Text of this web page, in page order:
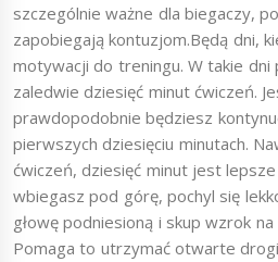
szczególnie ważne dla biegaczy,
zapobiegają kontuzjom.Będą dni,
motywacji do treningu. W takie dni
zaledwie dziesięć minut ćwiczeń.
prawdopodobnie będziesz
pierwszych dziesięciu minutach.
ćwiczeń, dziesięć minut jest
wbiegasz pod górę, pochyl się
głowę podniesioną i skup wzrok
Pomaga to utrzymać otwarte